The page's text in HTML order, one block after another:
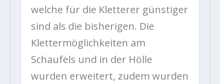
welche für die Kletterer günstiger
sind als die bisherigen. Die
Klettermöglichkeiten am
Schaufels und in der Hölle
wurden erweitert, zudem wurden